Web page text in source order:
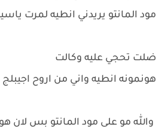
مود المانتو يريدني انطيه لمرت
ضلت تحجي عليه وكالت
هونمونه انطيه واني من اروح اجيبلج
والله مو على مود المانتو بس لان